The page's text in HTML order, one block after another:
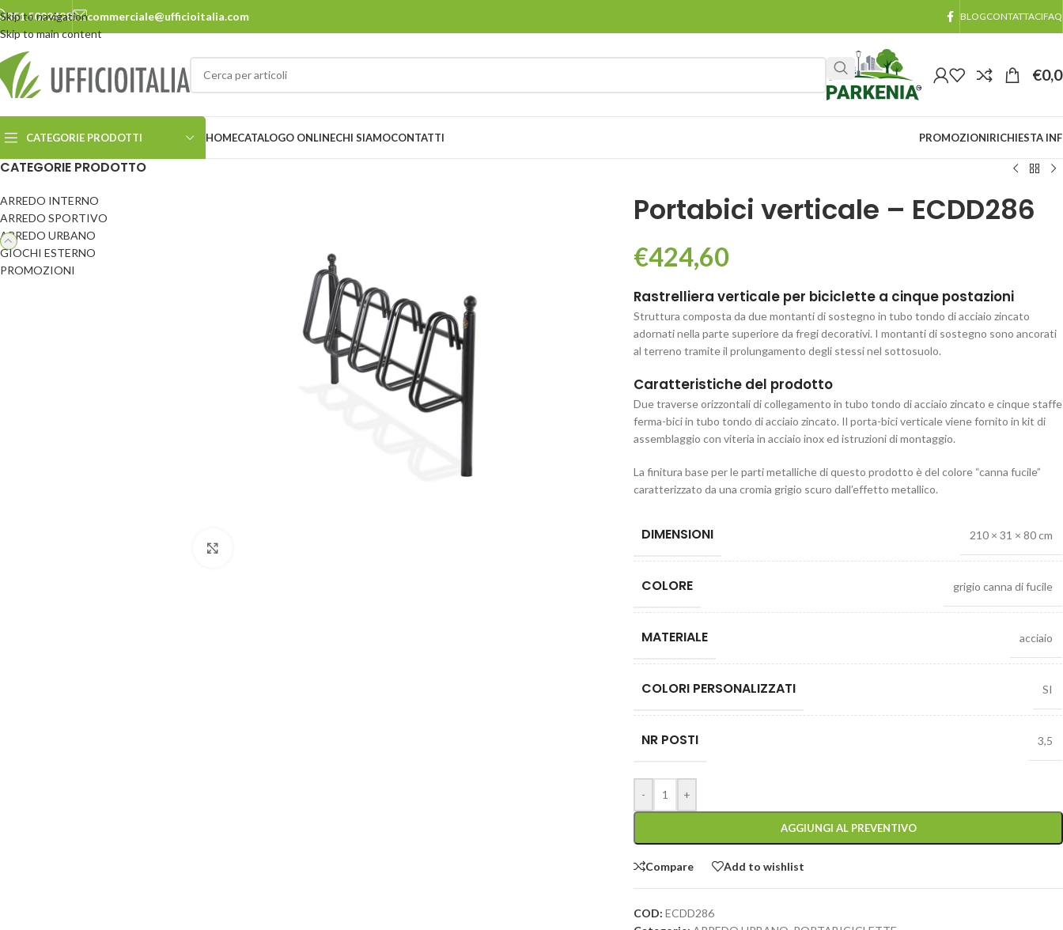
Skip to navigation
Skip to main content
351.5022428 commerciale@ufficioitalia.com BLOGCONTATTACIFAQ
€
CATEGORIE PRODOTTI
ARREDO URBANO
Cestini
HOMECATALOGO ONLINECHI SIAMOCONTATTI PROMOZIONIRICHIESTA
CATEGORIE PRODOTTO
ARREDO INTERNO
ARREDO SPORTIVO
ARREDO URBANO
GIOCHI ESTERNO
PROMOZIONI
Portabici verticale – ECDD286
€424,60
Rastrelliera verticale per biciclette a cinque postazioni
Struttura composta da due montanti di sostegno in tubo tondo di acciaio zincato
adornati nella parte superiore da fregi decorativi. I montanti di sostegno sono ancorati
al terreno tramite il prolungamento degli stessi nel sottosuolo.
Caratteristiche del prodotto
Due traverse orizzontali di collegamento in tubo tondo di acciaio zincato e cinque staffe
ferma-bici in tubo tondo di acciaio zincato. Il porta-bici verticale viene fornito in kit di
assemblaggio con viteria in acciaio inox ed istruzioni di montaggio.
La finitura base per le parti metalliche di questo prodotto è del colore “canna fucile”
caratterizzato da una cromia grigio scuro dall’effetto metallico.
DIMENSIONI 210 × 31 × 80 cm
COLORE grigio canna di fucile
MATERIALE acciaio
COLORI PERSONALIZZATI SI
NR POSTI 3,5
- +
AGGIUNGI AL PREVENTIVO
Compare Add to wishlist
COD:ECDD286